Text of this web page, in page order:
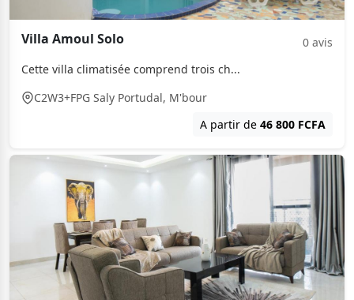
Villa Amoul Solo
0 avis
Cette villa climatisée comprend trois ch...
C2W3+FPG Saly Portudal, M'bour
A partir de
46 800 FCFA